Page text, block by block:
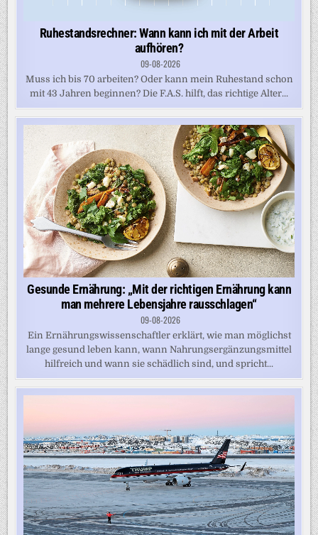
Ruhestandsrechner: Wann kann ich mit der Arbeit
aufhören?
09-08-2026
Muss ich bis 70 arbeiten? Oder kann mein Ruhestand schon
mit 43 Jahren beginnen? Die F.A.S. hilft, das richtige Alter...
Gesunde Ernährung: „Mit der richtigen Ernährung kann
man mehrere Lebensjahre rausschlagen“
09-08-2026
Ein Ernährungswissenschaftler erklärt, wie man möglichst
lange gesund leben kann, wann Nahrungsergänzungsmittel
hilfreich und wann sie schädlich sind, und spricht...